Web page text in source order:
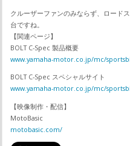
クルーザーファンのみならず、ロード
台ですね。
【関連ページ】
BOLT C-Spec 製品概要
www.yamaha-motor.co.jp/mc/
BOLT C-Spec スペシャルサイト
www.yamaha-motor.co.jp/mc/
【映像制作・配信】
MotoBasic
motobasic.com/